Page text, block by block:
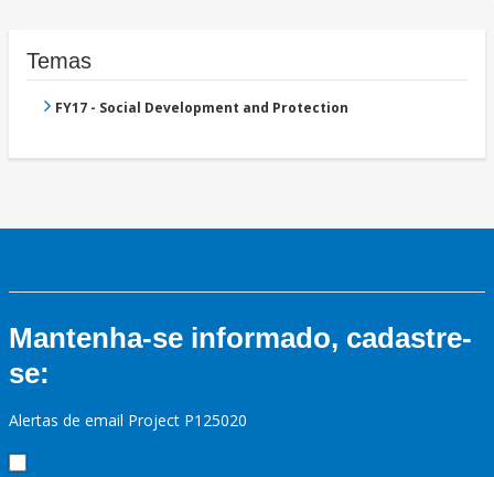
Temas
FY17 - Social Development and Protection
Mantenha-se informado, cadastre-
se:
Alertas de email Project P125020